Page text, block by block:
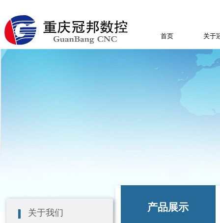
首页 关于
产品展示
关于我们